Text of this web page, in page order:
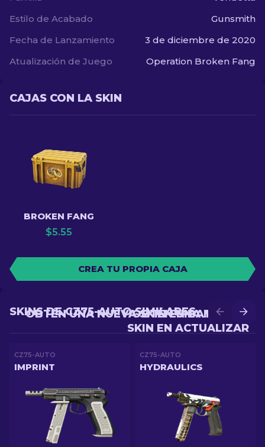
Estilo de Acabado
Gunsmith
Fecha de Lanzamiento
3 de diciembre de 2020
Atualización de Juego
Operation Broken Fang
CAJAS CON LA SKIN
BROKEN FANG
$5.55
CREA TU PROPIA CAJA
OBTÉN UNA MEJOR
SKIN EN ACTUALIZAR
OBTÉN UNA NUEVA SKIN EN BATALLA
SKINS DE CZ75-AUTO SIMILARES
CZ75-AUTO
IMPRINT
CZ75-AUTO
HYDRAULICS